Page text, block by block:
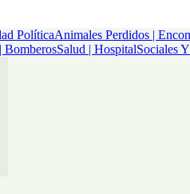
PolíticaAnimales Perdidos |
BomberosSalud | HospitalSociales